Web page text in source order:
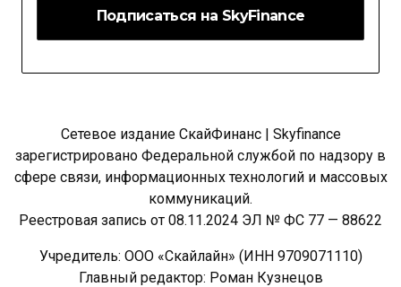
Сетевое издание СкайФинанс | Skyfinance
зарегистрировано Федеральной службой по надзору в
сфере связи, информационных технологий и массовых
коммуникаций.
Реестровая запись от 08.11.2024 ЭЛ № ФС 77 — 88622
Учредитель: ООО «Скайлайн» (ИНН 9709071110)
Главный редактор: Роман Кузнецов